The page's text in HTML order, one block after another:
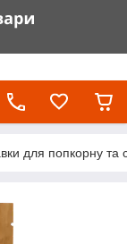
для попкорну та